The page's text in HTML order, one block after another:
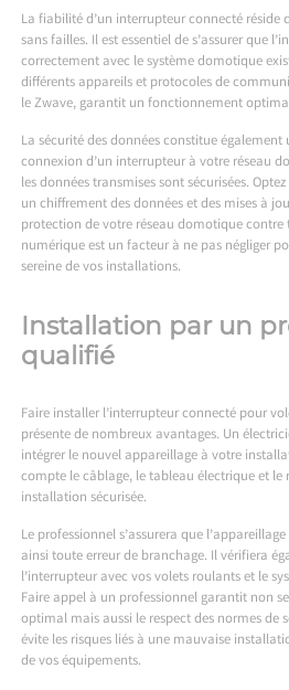
La fiabilité d’un interrupteur connecté
sans failles. Il est essentiel de s’assurer que
correctement avec le système domotique
différents appareils et protocoles de
le Zwave, garantit un fonctionnement
La sécurité des données constitue
connexion d’un interrupteur à votre réseau
les données transmises sont sécurisées.
un chiffrement des données et des mises à
protection de votre réseau domotique
numérique est un facteur à ne pas négliger
sereine de vos installations.
Installation par un
qualifié
Faire installer l’interrupteur connecté pour
présente de nombreux avantages. Un
intégrer le nouvel appareillage à votre
compte le câblage, le tableau électrique et
installation sécurisée.
Le professionnel s’assurera que
ainsi toute erreur de branchage. Il vérifiera
l’interrupteur avec vos volets roulants et le
Faire appel à un professionnel garantit non
optimal mais aussi le respect des normes de
évite les risques liés à une mauvaise
de vos équipements.